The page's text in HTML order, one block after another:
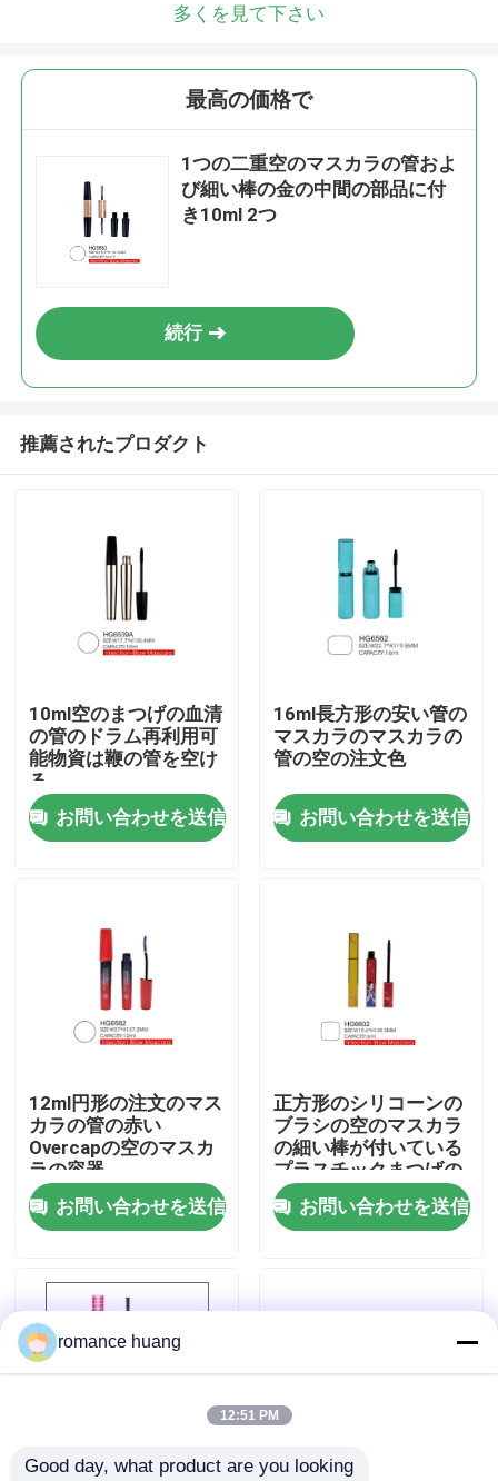
ホーム
企業情報
会社案内
品質管理
お問い合わせ
化粧品の空気のないびん
化粧品のクリーム色の瓶
多くを見て下さい
最高の価格で
1つの二重空のマスカラの管およ
び細い棒の金の中間の部品に付
き10ml 2つ
続行
推薦されたプロダクト
10ml空のまつげの血清
の管のドラム再利用可
能物資は鞭の管を空け
る
お問い合わせを送信
16ml長方形の安い管の
マスカラのマスカラの
管の空の注文色
お問い合わせを送信
12ml円形の注文のマス
カラの管の赤い
Overcapの空のマスカ
ラの容器
お問い合わせを送信
正方形のシリコーンの
ブラシの空のマスカラ
の細い棒が付いている
プラスチックまつげの
ブラシの管6ml
お問い合わせを送信
romance huang
12:51 PM
Good day, what product are you looking